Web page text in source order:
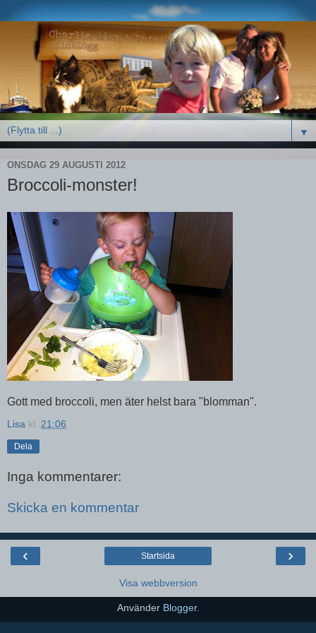
▼
ONSDAG 29 AUGUSTI 2012
Broccoli-monster!
Gott med broccoli, men äter helst bara "blomman".
Lisa kl. 21:06
Dela
Inga kommentarer:
Skicka en kommentar
‹ ›
Startsida
Visa webbversion
Använder Blogger.